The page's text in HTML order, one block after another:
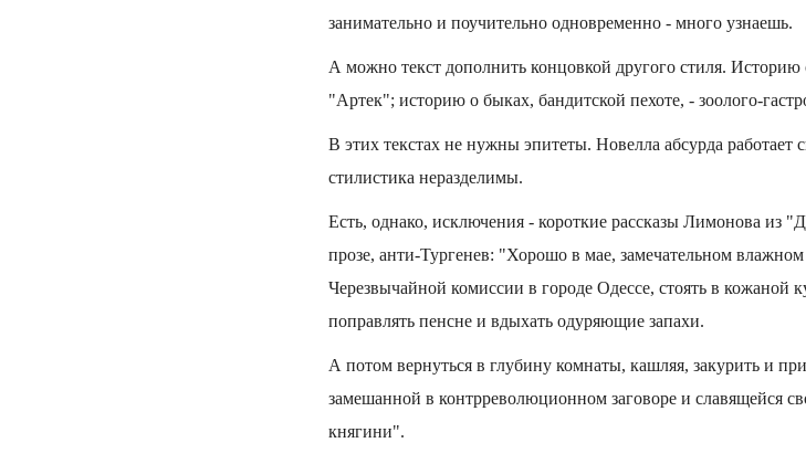
занимательно и поучительно одновременно - много узнаешь.
А можно текст дополнить концовкой другого стиля. Историю
"Артек"; историю о быках, бандитской пехоте, - зоолого-
В этих текстах не нужны эпитеты. Новелла абсурда
стилистика неразделимы.
Есть, однако, исключения - короткие рассказы Лимонова из
прозе, анти-Тургенев: "Хорошо в мае, замечательном
Черезвычайной комиссии в городе Одессе, стоять в кожаной
поправлять пенсне и вдыхать одуряющие запахи.
А потом вернуться в глубину комнаты, кашляя, закурить и
замешанной в контрреволюционном заговоре и славящейся
княгини".